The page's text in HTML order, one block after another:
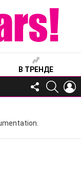
В ТРЕНДЕ
FOLLOW
US